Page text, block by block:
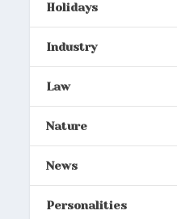
Holidays
Industry
Law
Nature
News
Personalities